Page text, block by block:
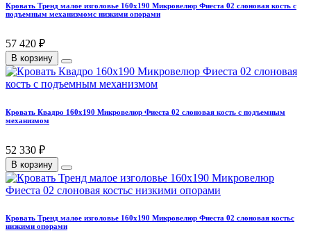
Кровать Тренд малое изголовье 160х190 Микровелюр Фиеста 02 слоновая кость с
подъемным механизмомс низкими опорами
57 420 ₽
В корзину
Кровать Квадро 160х190 Микровелюр Фиеста 02 слоновая кость с подъемным
механизмом
52 330 ₽
В корзину
Кровать Тренд малое изголовье 160х190 Микровелюр Фиеста 02 слоновая костьс
низкими опорами